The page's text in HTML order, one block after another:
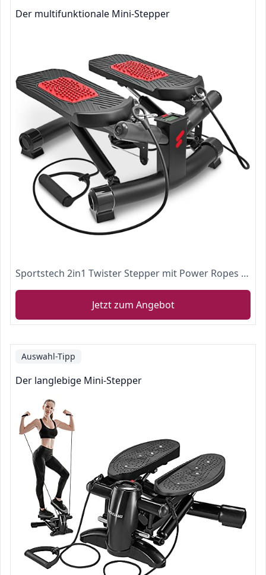
Der multifunktionale Mini-Stepper
Sportstech 2in1 Twister Stepper mit Power Ropes - STX300 Modell 2021 Drehstepper & Sidestepper für Anfänger & Fortgeschrittene, Up-Down-Stepper mit Multifunktions-Display, Hometrainer Widerstand
Jetzt zum Angebot
Auswahl-Tipp
Der langlebige Mini-Stepper